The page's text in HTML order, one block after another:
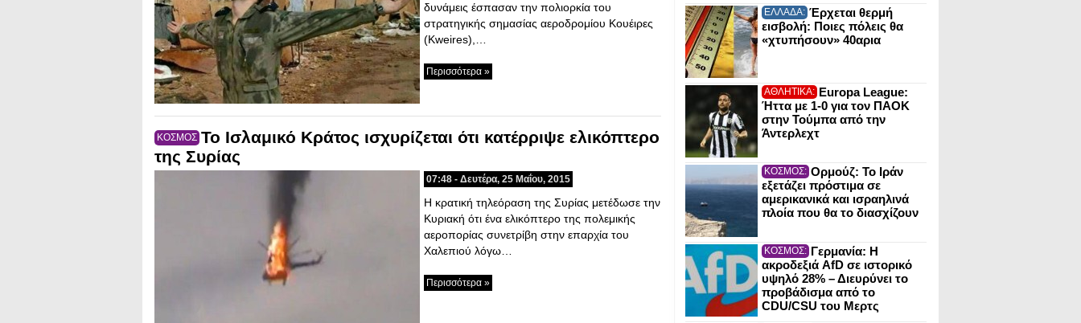
δυνάμεις έσπασαν την πολιορκία του
στρατηγικής σημασίας αεροδρομίου Κουέιρες
(Kweires),…
Περισσότερα »
ΚΟΣΜΟΣ Το Ισλαμικό Κράτος ισχυρίζεται ότι κατέρριψε ελικόπτερο
της Συρίας
07:48 - Δευτέρα, 25 Μαΐου, 2015
Η κρατική τηλεόραση της Συρίας μετέδωσε την
Κυριακή ότι ένα ελικόπτερο της πολεμικής
αεροπορίας συνετρίβη στην επαρχία του
Χαλεπιού λόγω…
Περισσότερα »
ΕΛΛΑΔΑ: Έρχεται θερμή
εισβολή: Ποιες πόλεις θα
«χτυπήσουν» 40αρια
ΑΘΛΗΤΙΚΑ: Europa League:
Ήττα με 1-0 για τον ΠΑΟΚ
στην Τούμπα από την
Άντερλεχτ
ΚΟΣΜΟΣ: Ορμούζ: Το Ιράν
εξετάζει πρόστιμα σε
αμερικανικά και ισραηλινά
πλοία που θα το διασχίζουν
ΚΟΣΜΟΣ: Γερμανία: Η
ακροδεξιά AfD σε ιστορικό
υψηλό 28% – Διευρύνει το
προβάδισμα από το
CDU/CSU του Μερτς